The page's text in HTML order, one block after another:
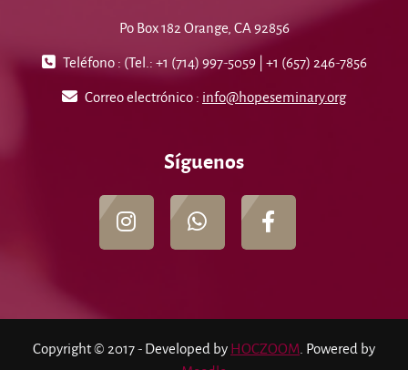
Po Box 182 Orange, CA 92856
Teléfono : (Tel.: +1 (714) 997-5059 | +1 (657) 246-7856
Correo electrónico : info@hopeseminary.org
Síguenos
Copyright © 2017 - Developed byHOCZOOM. Powered by